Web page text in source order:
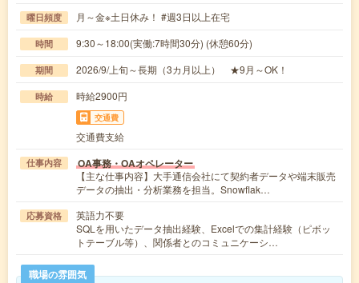
曜日頻度 月～金※土日休み！ #週3日以上在宅
時間 9:30～18:00(実働:7時間30分) (休憩60分)
期間 2026/9/上旬～長期（3カ月以上） ★9月～OK！
時給 時給2900円
交通費
交通費支給
仕事内容 OA事務・OAオペレーター
【主な仕事内容】大手通信会社にて契約者データや端末販売
データの抽出・分析業務を担当。Snowflak…
応募資格
英語力不要
SQLを用いたデータ抽出経験、Excelでの集計経験（ピボッ
トテーブル等）、関係者とのコミュニケーシ…
職場の雰囲気